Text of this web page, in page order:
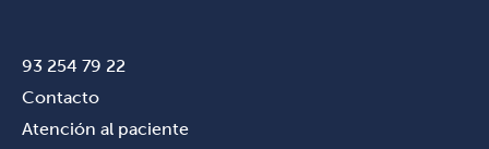
93 254 79 22
Contacto
Atención al paciente